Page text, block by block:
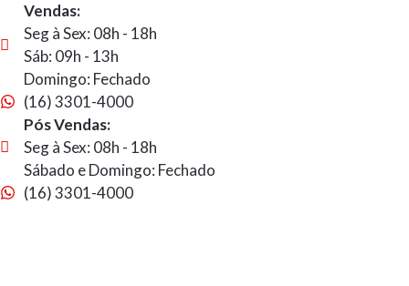
Vendas:
Seg à Sex: 08h - 18h
Sáb: 09h - 13h
Domingo: Fechado
(16) 3301-4000
Pós Vendas:
Seg à Sex: 08h - 18h
Sábado e Domingo: Fechado
(16) 3301-4000